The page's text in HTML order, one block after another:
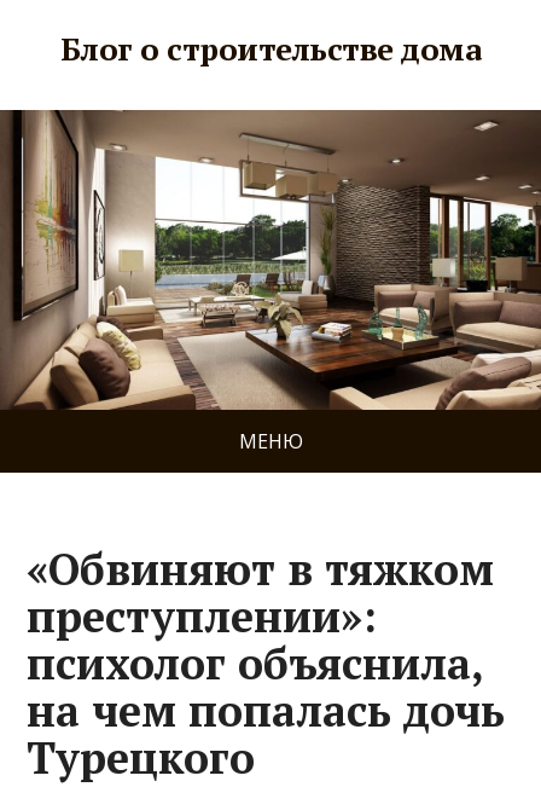
Блог о строительстве дома
МЕНЮ
«Обвиняют в тяжком
преступлении»:
психолог объяснила,
на чем попалась дочь
Турецкого